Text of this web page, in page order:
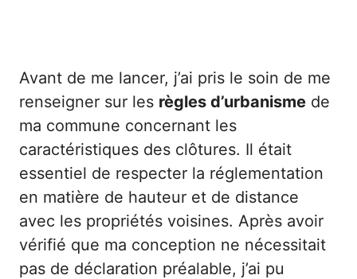
Avant de me lancer, j’ai pris le soin de me
renseigner sur les règles d’urbanisme de
ma commune concernant les
caractéristiques des clôtures. Il était
essentiel de respecter la réglementation
en matière de hauteur et de distance
avec les propriétés voisines. Après avoir
vérifié que ma conception ne nécessitait
pas de déclaration préalable, j’ai pu